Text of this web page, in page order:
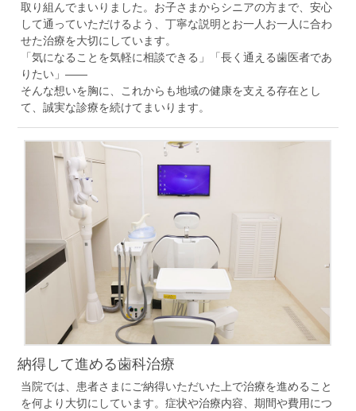
取り組んでまいりました。お子さまからシニアの方まで、安心
して通っていただけるよう、丁寧な説明とお一人お一人に合わ
せた治療を大切にしています。
「気になることを気軽に相談できる」「長く通える歯医者であ
りたい」――
そんな想いを胸に、これからも地域の健康を支える存在とし
て、誠実な診療を続けてまいります。
納得して進める歯科治療
当院では、患者さまにご納得いただいた上で治療を進めること
を何より大切にしています。症状や治療内容、期間や費用につ